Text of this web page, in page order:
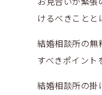
けるべきことと
結婚相談所の無
すべきポイント
結婚相談所の掛